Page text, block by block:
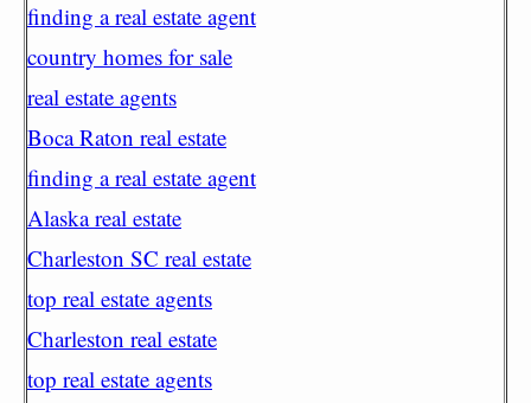
finding a real estate agent
country homes for sale
real estate agents
Boca Raton real estate
finding a real estate agent
Alaska real estate
Charleston SC real estate
top real estate agents
Charleston real estate
top real estate agents